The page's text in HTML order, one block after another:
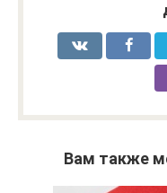
Вам также